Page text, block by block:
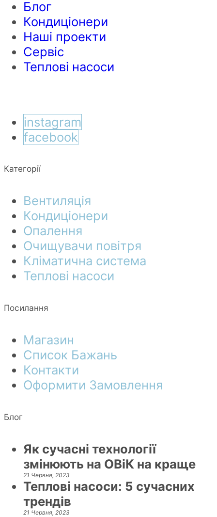
Блог
Кондиціонери
Наші проекти
Сервіс
Теплові насоси
instagram
facebook
Категорії
Вентиляція
Кондиціонери
Опалення
Очищувачи повітря
Кліматична система
Теплові насоси
Посилання
Магазин
Список Бажань
Контакти
Оформити Замовлення
Блог
Як сучасні технології
змінюють на ОВіК на краще
21 Червня, 2023
Теплові насоси: 5 сучасних
трендів
21 Червня, 2023